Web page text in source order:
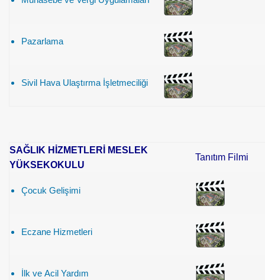
Pazarlama
Sivil Hava Ulaştırma İşletmeciliği
SAĞLIK HİZMETLERİ MESLEK
YÜKSEKOKULU
Tanıtım Filmi
Çocuk Gelişimi
Eczane Hizmetleri
İlk ve Acil Yardım